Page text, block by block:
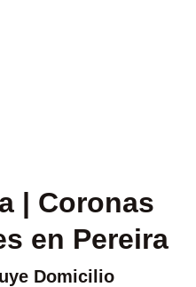
| Coronas
en Pereira
Domicilio